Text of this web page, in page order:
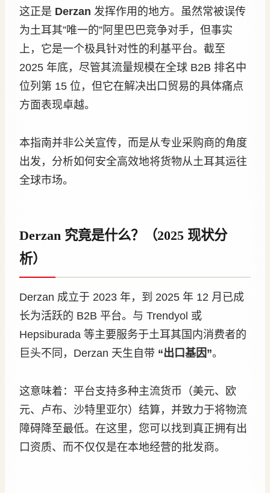
这正是 Derzan 发挥作用的地方。虽然常被误传
为土耳其”唯一的”阿里巴巴竞争对手，但事实
上，它是一个极具针对性的利基平台。截至
2025 年底，尽管其流量规模在全球 B2B 排名中
位列第 15 位，但它在解决出口贸易的具体痛点
方面表现卓越。
本指南并非公关宣传，而是从专业采购商的角度
出发，分析如何安全高效地将货物从土耳其运往
全球市场。
Derzan 究竟是什么？（2025 现状分
析）
Derzan 成立于 2023 年，到 2025 年 12 月已成
长为活跃的 B2B 平台。与 Trendyol 或
Hepsiburada 等主要服务于土耳其国内消费者的
巨头不同，Derzan 天生自带 “出口基因”。
这意味着：平台支持多种主流货币（美元、欧
元、卢布、沙特里亚尔）结算，并致力于将物流
障碍降至最低。在这里，您可以找到真正拥有出
口资质、而不仅仅是在本地经营的批发商。